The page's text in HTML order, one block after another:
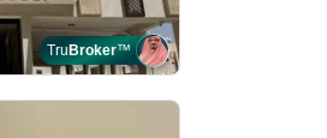
TruBroker™